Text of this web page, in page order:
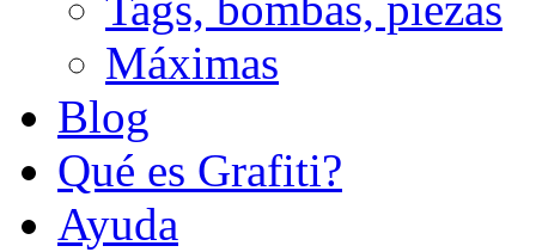
Máximas
Blog
Qué es Grafiti?
Ayuda